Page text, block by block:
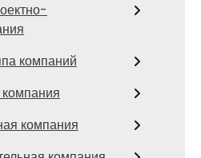
компаний
компания